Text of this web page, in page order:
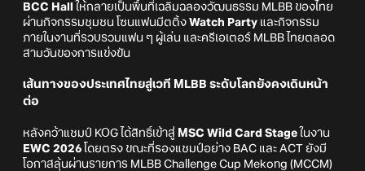
BCC Hall
ให้กลายเป็นพื้นที่เฉลิมฉลองวัฒนธรรม MLBB ของไทย
ผ่านกิจกรรมชุมชน โซนแฟนมีตติ้ง Watch Party และกิจกรรม
ภายในงานที่รวบรวมแฟน ๆ ผู้เล่น และครีเอเตอร์ MLBB ไทยตลอด
สามวันของการแข่งขัน
เส้นทางของประเทศไทยสู่เวที MLBB ระดับโลกยังคงเดินหน้า
ต่อ
หลังคว้าแชมป์ KOG ได้สิทธิ์เข้าสู่ MSC Wild Card Stage ในงาน
EWC 2026 โดยตรง ขณะที่รองแชมป์อย่าง BAC และ ACT ยังมี
โอกาสลุ้นผ่านรายการ MLBB Challenge Cup Mekong (MCCM)